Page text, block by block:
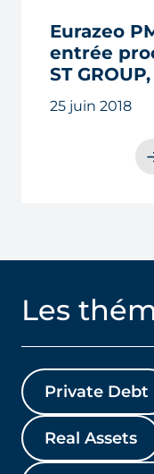
Eurazeo
entrée
ST
25 juin 2018
Les
Private Debt
Real Assets